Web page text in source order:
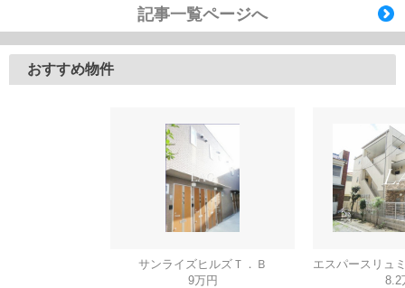
記事一覧ページへ
おすすめ物件
サンライズヒルズＴ．Ｂ
9万円
8.2